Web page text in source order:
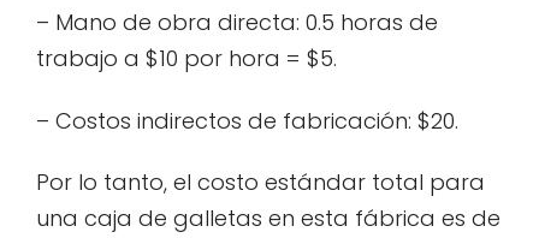
– Mano de obra directa: 0.5 horas de
trabajo a $10 por hora = $5.
– Costos indirectos de fabricación: $20.
Por lo tanto, el costo estándar total para
una caja de galletas en esta fábrica es de